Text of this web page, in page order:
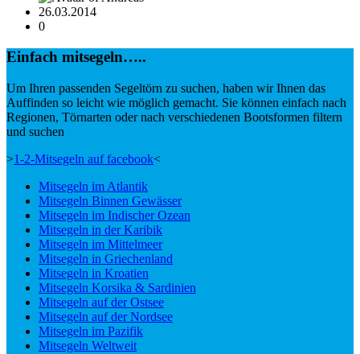
26.03.2014
0
Einfach mitsegeln…..
Um Ihren passenden Segeltörn zu suchen, haben wir Ihnen das
Auffinden so leicht wie möglich gemacht. Sie können einfach nach
Regionen, Törnarten oder nach verschiedenen Bootsformen filtern
und suchen
>1-2-Mitsegeln auf facebook<
Mitsegeln im Atlantik
Mitsegeln Binnen Gewässer
Mitsegeln im Indischer Ozean
Mitsegeln in der Karibik
Mitsegeln im Mittelmeer
Mitsegeln in Griechenland
Mitsegeln in Kroatien
Mitsegeln Korsika & Sardinien
Mitsegeln auf der Ostsee
Mitsegeln auf der Nordsee
Mitsegeln im Pazifik
Mitsegeln Weltweit